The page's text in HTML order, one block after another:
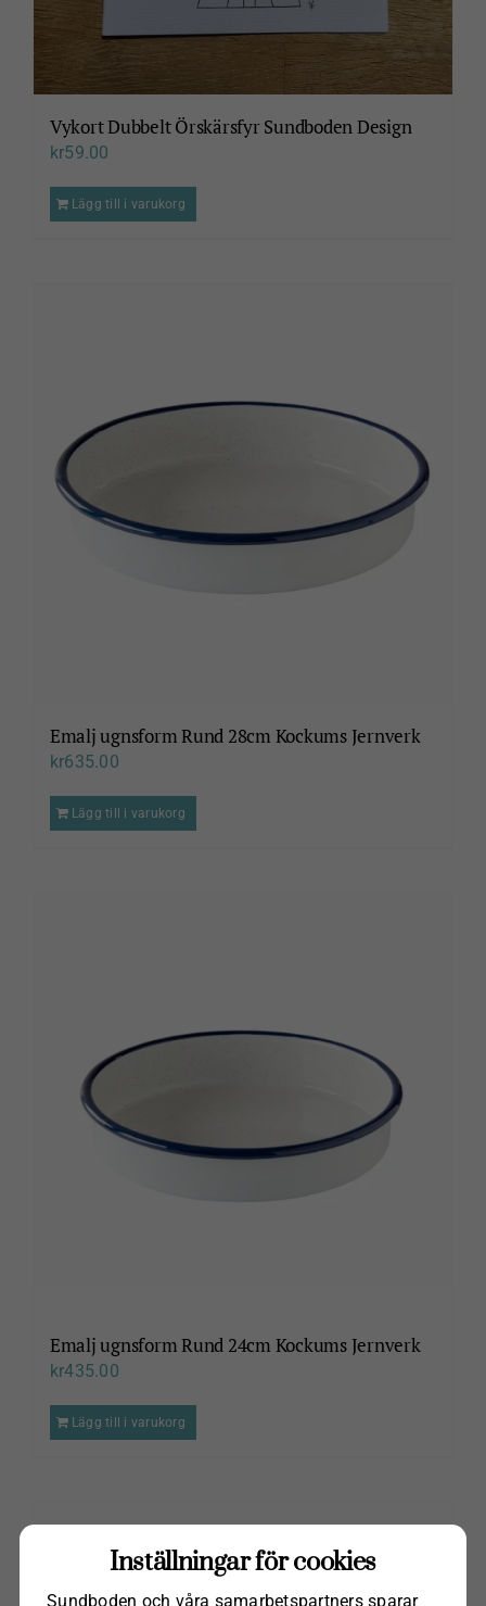
Vykort Dubbelt Örskärsfyr Sundboden Design
kr59.00
Lägg till i varukorg
Emalj ugnsform Rund 28cm Kockums Jernverk
kr635.00
Lägg till i varukorg
Emalj ugnsform Rund 24cm Kockums Jernverk
kr435.00
Lägg till i varukorg
Inställningar för cookies
Sundboden och våra samarbets­partners sparar